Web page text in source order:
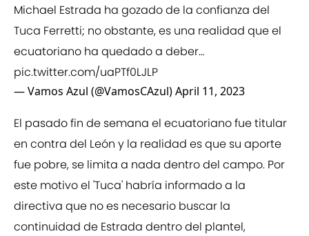
Michael Estrada ha gozado de la confianza del
Tuca Ferretti; no obstante, es una realidad que el
ecuatoriano ha quedado a deber…
pic.twitter.com/uaPTf0LJLP
— Vamos Azul (@VamosCAzul)April 11, 2023
El pasado fin de semana el ecuatoriano fue titular
en contra del León y la realidad es que su aporte
fue pobre, se limita a nada dentro del campo. Por
este motivo el 'Tuca' habría informado a la
directiva que no es necesario buscar la
continuidad de Estrada dentro del plantel,